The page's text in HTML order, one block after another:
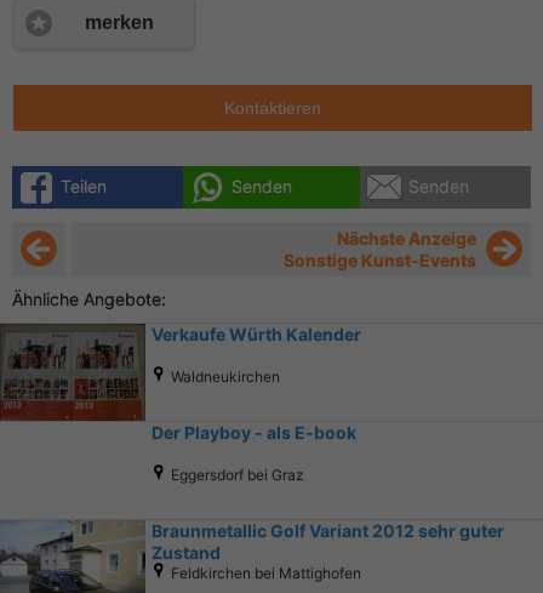
merken
Kontaktieren
Teilen Senden Senden
Nächste Anzeige
Sonstige Kunst-Events
Ähnliche Angebote:
Verkaufe Würth Kalender
Waldneukirchen
Der Playboy - als E-book
Eggersdorf bei Graz
Braunmetallic Golf Variant 2012 sehr guter
Zustand
Feldkirchen bei Mattighofen